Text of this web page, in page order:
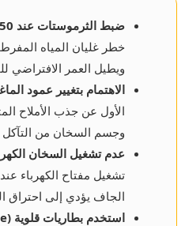
ضبط الثرموستات عند 50-60 درجة مئوية:
خطر غليان المياه
ويطيل العمر الافتراضي
الاهتمام بتغيير عمود
الأول عن جذب الأملاح
وجسم السخان من التآكل
عدم تشغيل السخان
تشغيل مفتاح الكهرباء
الجاف يؤدي إلى احتراق
استخدم بطاريات قلوية (Alkaline) ممتازة للغاز: